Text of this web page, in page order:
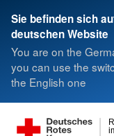
Sie befinden sich
deutschen Website
You are on the
you can use the
the English one